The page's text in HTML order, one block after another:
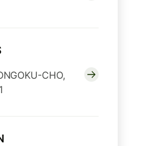
CHO,